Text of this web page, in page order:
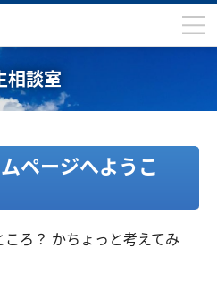
相談室
ページへようこ
ころ？ かちょっと考えてみ